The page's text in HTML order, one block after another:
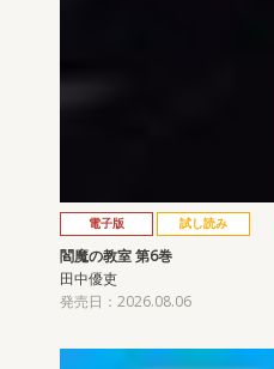
電子版 試し読み
閻魔の教室 第6巻
田中優吏
発売日：2026.08.06